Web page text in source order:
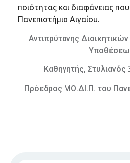
ποιότητας και διαφάνειας
Πανεπιστήμιο Αιγαίου.
Αντιπρύτανης
Καθηγητής,
Πρόεδρος ΜΟ.ΔΙ.Π. του